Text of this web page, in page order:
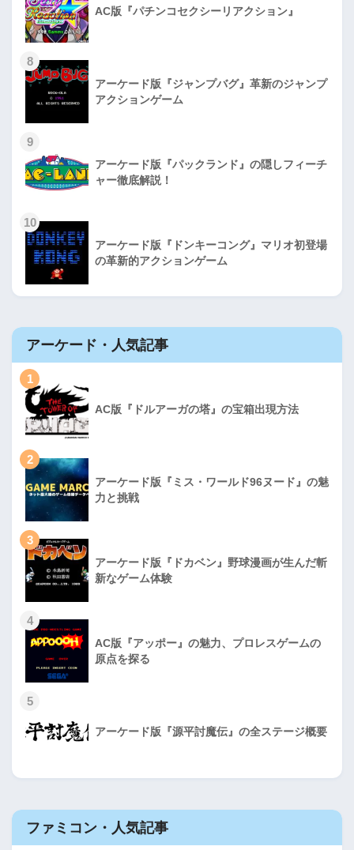
AC版『パチンコセクシーリアクション』
8
アーケード版『ジャンプバグ』革新のジャンプ
アクションゲーム
9
アーケード版『パックランド』の隠しフィーチ
ャー徹底解説！
10
アーケード版『ドンキーコング』マリオ初登場
の革新的アクションゲーム
アーケード・人気記事
1
AC版『ドルアーガの塔』の宝箱出現方法
2
アーケード版『ミス・ワールド96ヌード』の魅
力と挑戦
3
アーケード版『ドカベン』野球漫画が生んだ斬
新なゲーム体験
4
AC版『アッポー』の魅力、プロレスゲームの
原点を探る
5
アーケード版『源平討魔伝』の全ステージ概要
ファミコン・人気記事